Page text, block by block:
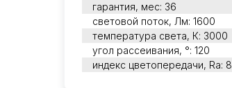
гарантия, мес: 36
световой поток, Лм: 1600
температура света, К: 3000
угол рассеивания, °: 120
индекс цветопередачи, Ra: